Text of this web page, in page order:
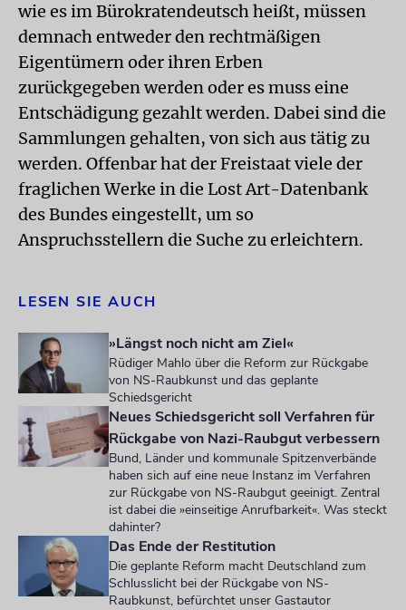
wie es im Bürokratendeutsch heißt, müssen
demnach entweder den rechtmäßigen
Eigentümern oder ihren Erben
zurückgegeben werden oder es muss eine
Entschädigung gezahlt werden. Dabei sind die
Sammlungen gehalten, von sich aus tätig zu
werden. Offenbar hat der Freistaat viele der
fraglichen Werke in die Lost Art-Datenbank
des Bundes eingestellt, um so
Anspruchsstellern die Suche zu erleichtern.
LESEN SIE AUCH
»Längst noch nicht am Ziel«
Rüdiger Mahlo über die Reform zur Rückgabe
von NS-Raubkunst und das geplante
Schiedsgericht
Neues Schiedsgericht soll Verfahren für
Rückgabe von Nazi-Raubgut verbessern
Bund, Länder und kommunale Spitzenverbände
haben sich auf eine neue Instanz im Verfahren
zur Rückgabe von NS-Raubgut geeinigt. Zentral
ist dabei die »einseitige Anrufbarkeit«. Was steckt
dahinter?
Das Ende der Restitution
Die geplante Reform macht Deutschland zum
Schlusslicht bei der Rückgabe von NS-
Raubkunst, befürchtet unser Gastautor